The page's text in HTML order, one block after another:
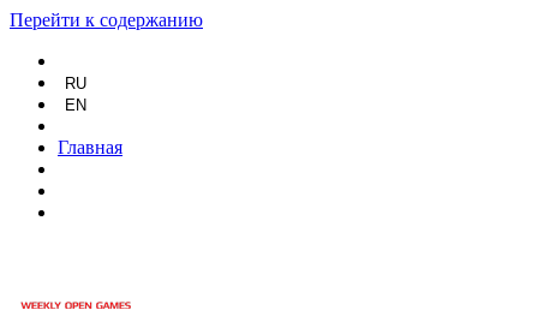
Перейти к содержанию
RU
EN
Главная